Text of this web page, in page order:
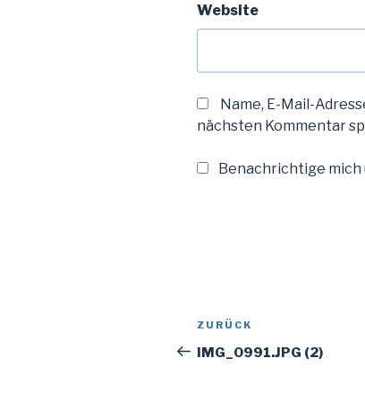
Website
Name, E-Mail-
nächsten Kommentar
Benachrichtige mich
Vorheriger
Beitrag
ZURÜCK
IMG_0991.JPG (2)